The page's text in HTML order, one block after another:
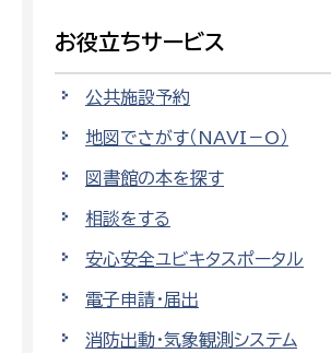
お役立ちサービス
公共施設予約
地図でさがす（NAVI－O）
図書館の本を探す
相談をする
安心安全ユビキタスポータル
電子申請・届出
消防出動・気象観測システム